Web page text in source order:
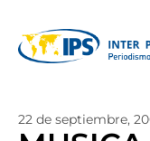
22 de septiembre,